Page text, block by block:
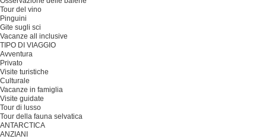
Tour del vino
Pinguini
Gite sugli sci
Vacanze all inclusive
TIPO DI VIAGGIO
Avventura
Privato
Visite turistiche
Culturale
Vacanze in famiglia
Visite guidate
Tour di lusso
Tour della fauna selvatica
ANTARCTICA
ANZIANI